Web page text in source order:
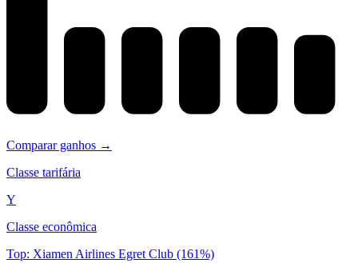
Comparar ganhos →
Classe tarifária
Y
Classe econômica
Top: Xiamen Airlines Egret Club (161%)